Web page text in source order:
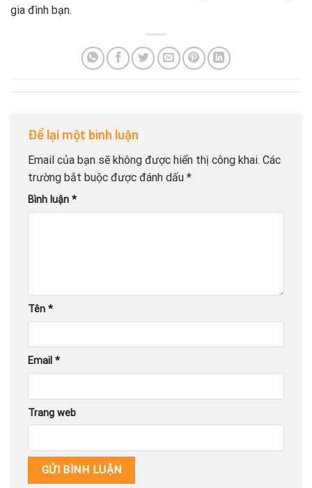
gia đình bạn.
Để lại một bình luận
Email của bạn sẽ không được hiển thị công khai. Các
trường bắt buộc được đánh dấu *
Bình luận *
Tên *
Email *
Trang web